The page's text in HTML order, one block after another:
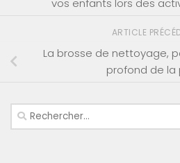
vos enfants lors des
ARTICLE
La brosse de nettoyage,
profond de la
Rechercher :